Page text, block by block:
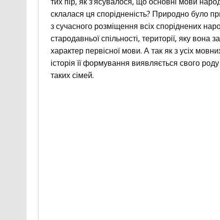
склалася ця спорідненість? Природно було
з сучасного розміщення всіх споріднених
стародавньої спільності, території, яку
характер первісної мови. А так як з усіх
історія її формування виявляється свого
таких сімей.